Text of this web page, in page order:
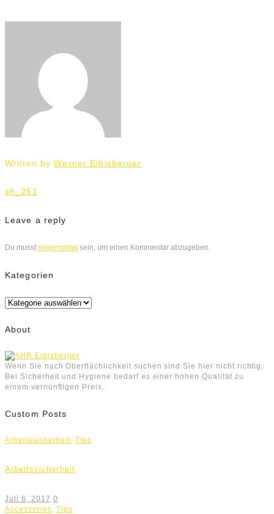
Written byWerner Eibisberger
Beitrags-
Navigation
sh_261
Leave a reply
Du musst angemeldetsein, um einen Kommentar abzugeben.
Kategorien
Kategorien
About
Wenn Sie nach Oberflächlichkeit suchen sind Sie hier nicht richtig.
Bei Sicherheit und Hygiene bedarf es einer hohen Qualität zu
einem vernünftigen Preis.
Custom Posts
Arbeitssicherheit,Tips
Arbeitssicherheit
Juli 6, 2017 0
Accessories ,Tips